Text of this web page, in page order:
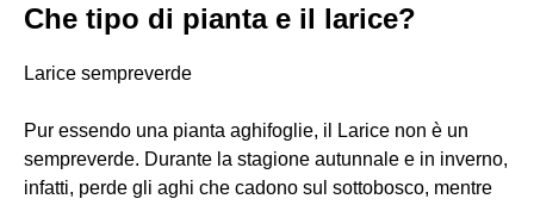
Che tipo di pianta e il larice?
Larice sempreverde
Pur essendo una pianta aghifoglie, il Larice non è un
sempreverde. Durante la stagione autunnale e in inverno,
infatti, perde gli aghi che cadono sul sottobosco, mentre